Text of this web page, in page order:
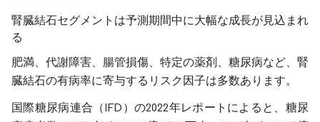
腎臓結石セグメントは予測期間中に大幅な成長が見込まれ
る
肥満、代謝障害、腸管損傷、特定の薬剤、糖尿病など、腎
臓結石の有病率に寄与するリスク因子は多数あります。
国際糖尿病連合（IFD）の2022年レポートによると、糖尿